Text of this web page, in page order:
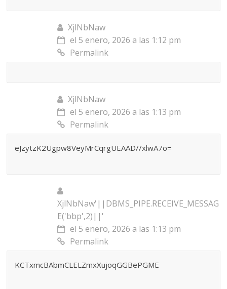
XjlNbNaw
el 5 enero, 2026 a las 1:12 pm
Permalink
XjlNbNaw
el 5 enero, 2026 a las 1:13 pm
Permalink
eJzytzK2Ugpw8VeyMrCqrgUEAAD//xlwA7o=
XjlNbNaw'||DBMS_PIPE.RECEIVE_MESSAG
E('bbp',2)||'
el 5 enero, 2026 a las 1:13 pm
Permalink
KCTxmcBAbmCLELZmxXujoqGGBePGME